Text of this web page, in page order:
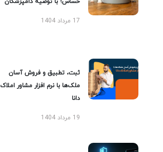
17 مرداد 1404
ثبت، تطبیق و فروش آسان
ملک‌ها با نرم افزار مشاور املاک
دانا
19 مرداد 1404